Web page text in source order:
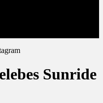
Sunride